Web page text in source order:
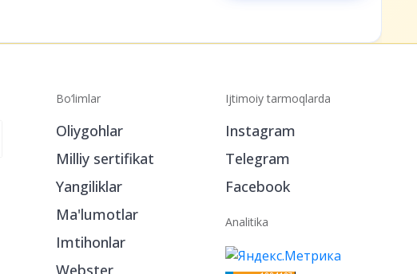
Bo‘limlar
Oliygohlar
Milliy sertifikat
Yangiliklar
Ma'lumotlar
Imtihonlar
Webster
Ijtimoiy tarmoqlarda
Instagram
Telegram
Facebook
Analitika